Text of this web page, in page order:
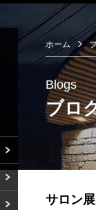
ご利用案内
アクセス
これからの展
これからのイ
ホーム
Blogs
ブロ
サロン